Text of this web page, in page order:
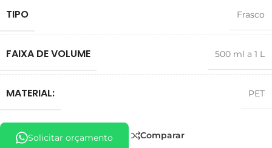
TIPO Frasco
FAIXA DE VOLUME 500 ml a 1 L
MATERIAL: PET
Solicitar orçamento Comparar